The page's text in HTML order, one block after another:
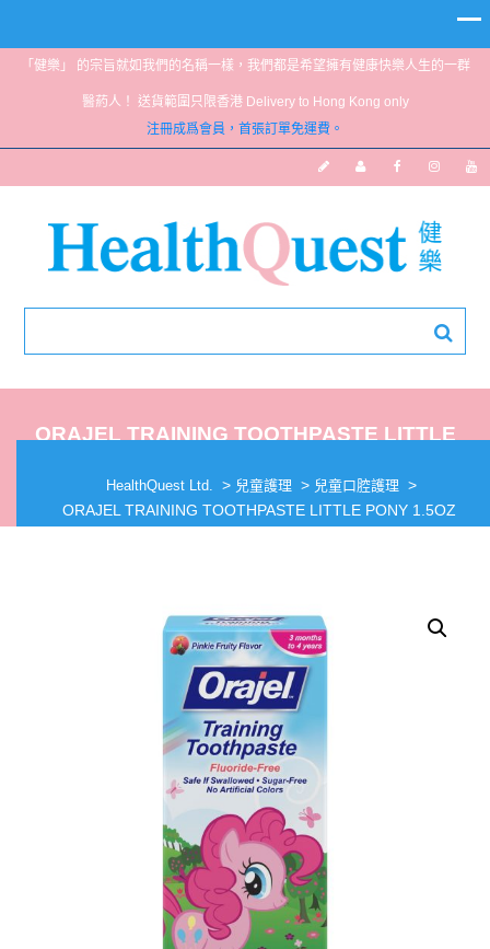
「健樂」 的宗旨就如我們的名稱一樣，我們都是希望擁有健康快樂人生的一群
醫葯人！ 送貨範圍只限香港 Delivery to Hong Kong only
注冊成爲會員，首張訂單免運費。
ORAJEL TRAINING TOOTHPASTE LITTLE
HealthQuest Ltd. > 兒童護理 > 兒童口腔護理 >
ORAJEL TRAINING TOOTHPASTE LITTLE PONY 1.5OZ